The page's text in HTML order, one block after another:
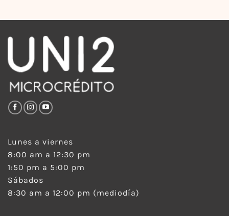
Lunes a viernes
8:00 am a 12:30 pm
1:50 pm a 5:00 pm
Sábados
8:30 am a 12:00 pm (mediodía)